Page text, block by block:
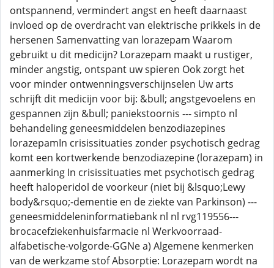
ontspannend, vermindert angst en heeft daarnaast
invloed op de overdracht van elektrische prikkels in de
hersenen Samenvatting van lorazepam Waarom
gebruikt u dit medicijn? Lorazepam maakt u rustiger,
minder angstig, ontspant uw spieren Ook zorgt het
voor minder ontwenningsverschijnselen Uw arts
schrijft dit medicijn voor bij: &bull; angstgevoelens en
gespannen zijn &bull; paniekstoornis --- simpto nl
behandeling geneesmiddelen benzodiazepines
lorazepamIn crisissituaties zonder psychotisch gedrag
komt een kortwerkende benzodiazepine (lorazepam) in
aanmerking In crisissituaties met psychotisch gedrag
heeft haloperidol de voorkeur (niet bij &lsquo;Lewy
body&rsquo;-dementie en de ziekte van Parkinson) ---
geneesmiddeleninformatiebank nl nl rvg119556---
brocacefziekenhuisfarmacie nl Werkvoorraad-
alfabetische-volgorde-GGNe a) Algemene kenmerken
van de werkzame stof Absorptie: Lorazepam wordt na